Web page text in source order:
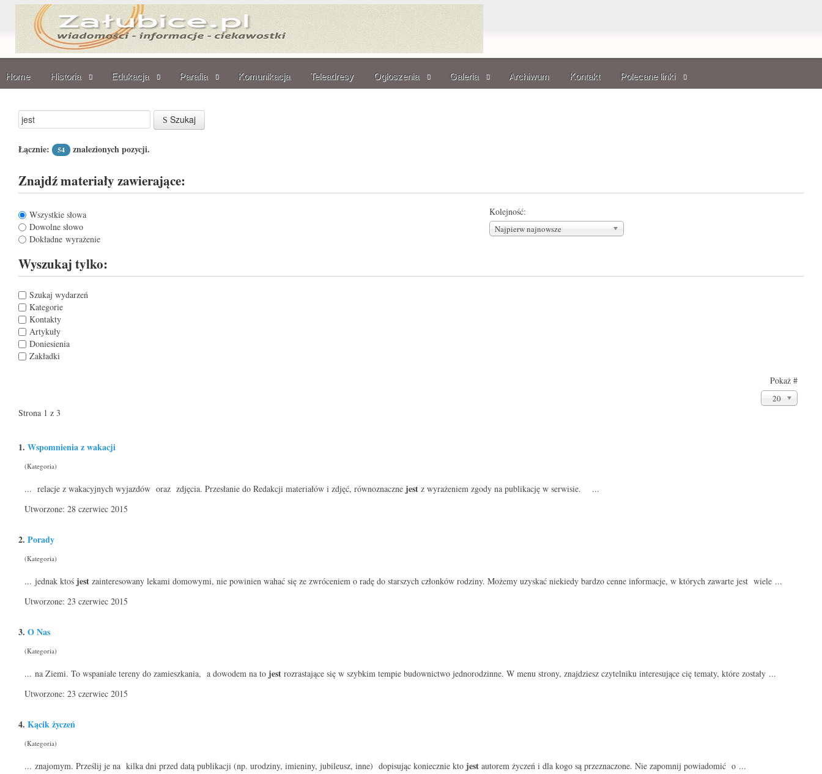
Home Historia Edukacja Parafia Komunikacja Teleadresy Ogłoszenia Galeria Archiwum Kontakt Polecane linki
Szukaj
Łącznie: 54 znalezionych pozycji.
Znajdź materiały zawierające:
Wszystkie słowa
Dowolne słowo
Dokładne wyrażenie
Kolejność:
Najpierw najnowsze
Wyszukaj tylko:
Szukaj wydarzeń
Kategorie
Kontakty
Artykuły
Doniesienia
Zakładki
Pokaż #
20
Strona 1 z 3
1. Wspomnienia z wakacji
(Kategoria)
... relacje z wakacyjnych wyjazdów oraz zdjęcia. Przesłanie do Redakcji materiałów i zdjęć, równoznaczne jest z wyrażeniem zgody na publikację w serwisie. ...
Utworzone: 28 czerwiec 2015
2. Porady
(Kategoria)
... jednak ktoś jest zainteresowany lekami domowymi, nie powinien wahać się ze zwróceniem o radę do starszych członków rodziny. Możemy uzyskać niekiedy bardzo cenne informacje, w których zawarte jest wiele ...
Utworzone: 23 czerwiec 2015
3. O Nas
(Kategoria)
... na Ziemi. To wspaniałe tereny do zamieszkania, a dowodem na to jest rozrastające się w szybkim tempie budownictwo jednorodzinne. W menu strony, znajdziesz czytelniku interesujące cię tematy, które zostały ...
Utworzone: 23 czerwiec 2015
4. Kącik życzeń
(Kategoria)
... znajomym. Prześlij je na kilka dni przed datą publikacji (np. urodziny, imieniny, jubileusz, inne) dopisując koniecznie kto jest autorem życzeń i dla kogo są przeznaczone. Nie zapomnij powiadomić o ...